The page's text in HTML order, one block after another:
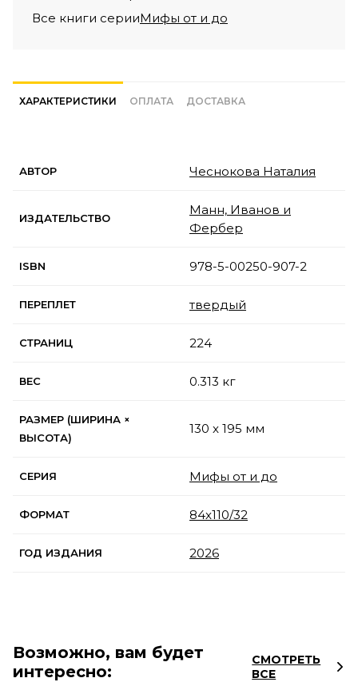
Все книги серииМифы от и до
ХАРАКТЕРИСТИКИ ОПЛАТА ДОСТАВКА
АВТОР Чеснокова Наталия
ИЗДАТЕЛЬСТВО
Манн, Иванов и
Фербер
ISBN 978-5-00250-907-2
ПЕРЕПЛЕТ твердый
СТРАНИЦ 224
ВЕС 0.313 кг
РАЗМЕР (ШИРИНА ×
ВЫСОТА)
130 x 195 мм
СЕРИЯ Мифы от и до
ФОРМАТ 84x110/32
ГОД ИЗДАНИЯ 2026
Возможно, вам будет
интересно:
СМОТРЕТЬ
ВСЕ